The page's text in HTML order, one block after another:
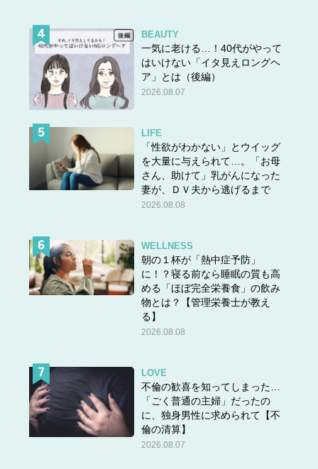
■サロン名：area（エリア）
■HP： https://area-hair.com/
■YouTube：美容師くまのこだわりTV
■住所（西大島本店）：東京都江東区大島2‐38‐10 坂下ビ
■営業日時：10:00～17:00、火曜日定休
■料金：カット5, 830円〜、カラー5,500円〜、 髪質改善
6,600円〜
BEAUTY
一気に老ける…！40代がやって
はいけない「イタ見えロングヘ
ア」とは（後編）
2026.08.07
LIFE
「性欲がわかない」とウイッグ
を大量に与えられて…。「お母
さん、助けて」乳がんになった
妻が、ＤＶ夫から逃げるまで
2026.08.08
WELLNESS
朝の１杯が「熱中症予防」
に！？寝る前なら睡眠の質も高
める「ほぼ完全栄養食」の飲み
物とは？【管理栄養士が教え
る】
2026.08.08
LOVE
不倫の歓喜を知ってしまった…
「ごく普通の主婦」だったの
に、独身男性に求められて【不
倫の清算】
2026.08.07